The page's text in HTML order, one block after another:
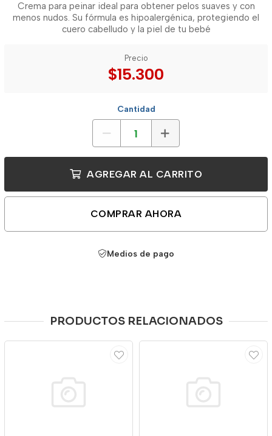
Crema para peinar ideal para obtener pelos suaves y con
menos nudos. Su fórmula es hipoalergénica, protegiendo el
cuero cabelludo y la piel de tu bebé
Precio
$15.300
Cantidad
AGREGAR AL CARRITO
COMPRAR AHORA
Medios de pago
PRODUCTOS RELACIONADOS